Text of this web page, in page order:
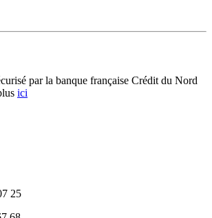
par la banque française Crédit du Nord
ici
25